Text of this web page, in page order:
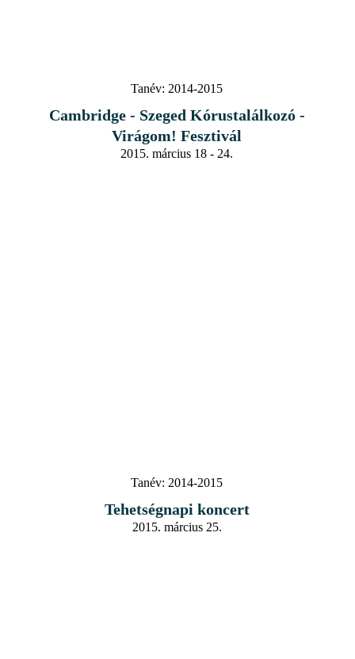
Tanév: 2014-2015
Cambridge - Szeged Kórustalálkozó -
Virágom! Fesztivál
2015. március 18 - 24.
Tanév: 2014-2015
Tehetségnapi koncert
2015. március 25.